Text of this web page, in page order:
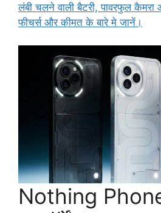
लंबी चलने वाली बैटरी, पावरफुल कैमरा
फीचर्स और कीमत के बारे मे जानें।
Nothing